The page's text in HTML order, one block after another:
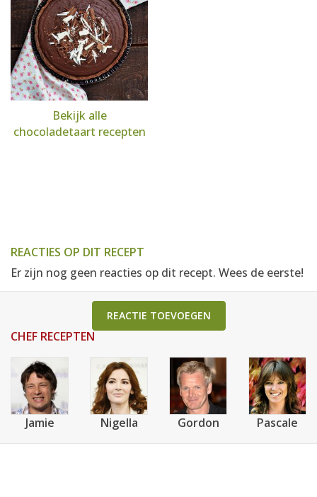
Bekijk alle
chocoladetaart recepten
REACTIES OP DIT RECEPT
Er zijn nog geen reacties op dit recept. Wees de eerste!
REACTIE TOEVOEGEN
CHEF RECEPTEN
Jamie Nigella Gordon Pascale